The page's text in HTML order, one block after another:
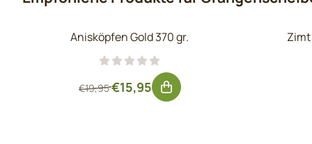
Anisköpfen Gold 370 gr.
Von 19,95 für 15,95, ohne MwSt.: 13,18
€19,95€15,95